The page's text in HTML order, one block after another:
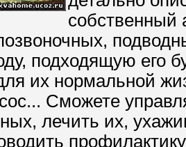
собственный
подходящую его
их нормальной
Сможете
лечить их,